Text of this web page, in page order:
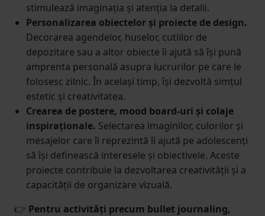
stimulează imaginația și atenția la detalii.
Personalizarea obiectelor și proiecte de design.
Decorarea agendelor, huselor, cutiilor de
depozitare sau a altor obiecte îi ajută să își pună
amprenta personală asupra lucrurilor pe care le
folosesc zilnic. În același timp, își dezvoltă simțul
estetic și creativitatea.
Crearea de postere, mood board-uri și colaje
inspiraționale. Selectarea imaginilor, culorilor și
mesajelor care îi reprezintă îi ajută pe adolescenți
să își definească interesele și obiectivele. Aceste
proiecte contribuie la dezvoltarea creativității și a
capacității de organizare vizuală.
👉 Pentru activități precum bullet journaling,